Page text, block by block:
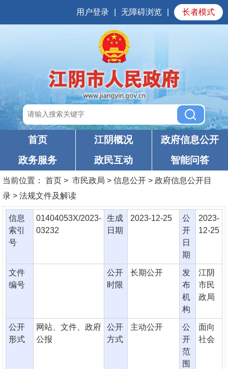
用户登录 无障碍浏览 长者模式
首页 江阴概况
政府信息公开
政务服务
政民互动 智能问答
当前位置： 首页 > 市民政局 > 信息公开 > 政府信息公开目
录 > 法规文件及解读
信息
索引
号
01404053X/2023-
03232
生成
日期
2023-12-25
公
开
日
期
2023-
12-25
文件
编号
公开
时限
长期公开
发
布
机
构
江阴
市民
政局
公开
形式
网站、文件、政府
公报
公开
方式
主动公开
公
开
范
围
面向
社会